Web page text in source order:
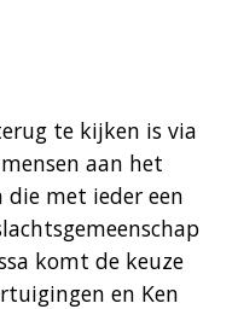
te kijken is via
aan het
die met ieder een
komt de keuze
en Ken